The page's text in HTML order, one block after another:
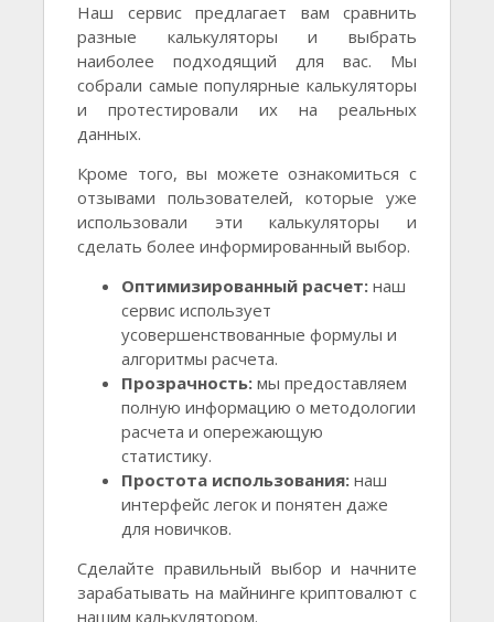
Наш сервис предлагает вам сравнить
разные калькуляторы и выбрать
наиболее подходящий для вас. Мы
собрали самые популярные калькуляторы
и протестировали их на реальных
данных.
Кроме того, вы можете ознакомиться с
отзывами пользователей, которые уже
использовали эти калькуляторы и
сделать более информированный выбор.
Оптимизированный расчет: наш
сервис использует
усовершенствованные формулы и
алгоритмы расчета.
Прозрачность: мы предоставляем
полную информацию о методологии
расчета и опережающую
статистику.
Простота использования: наш
интерфейс легок и понятен даже
для новичков.
Сделайте правильный выбор и начните
зарабатывать на майнинге криптовалют с
нашим калькулятором.